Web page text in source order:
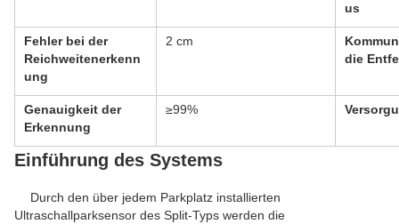
us
Fehler bei der
Reichweitenerkenn
ung
2 cm
die
Genauigkeit der
Erkennung
≥99%
Einführung des Systems
Durch den über jedem Parkplatz installierten
Ultraschallparksensor des Split-Typs werden die